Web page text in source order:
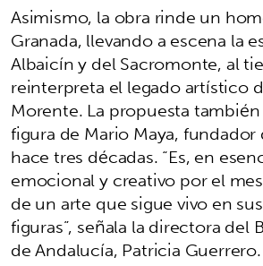
Asimismo, la obra rinde un
Granada, llevando a escena la
Albaicín y del Sacromonte, al
reinterpreta el legado artístico
Morente. La propuesta
figura de Mario Maya,
hace tres décadas. “Es, en
emocional y creativo por el
de un arte que sigue vivo en
figuras”, señala la directora del
de Andalucía, Patricia Guerrero.